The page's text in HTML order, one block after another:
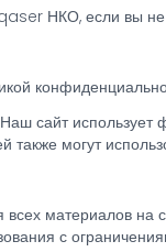
НКО, если вы
сайт использует
могут
всех материалов
с